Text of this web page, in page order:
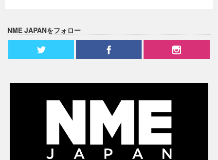
NME JAPANをフォロー